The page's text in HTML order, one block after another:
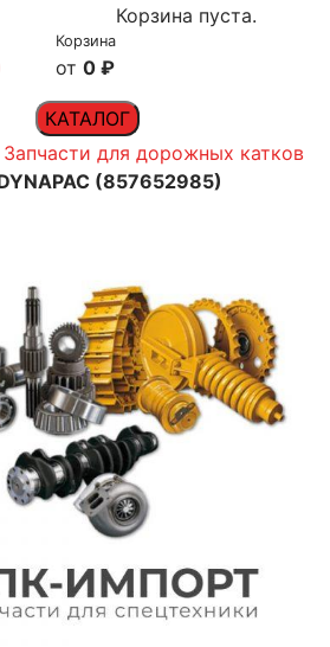
Корзина
0 ₽
Корзина пуста.
КАТАЛОГ
Запчасти для дорожных катков
(857652985)